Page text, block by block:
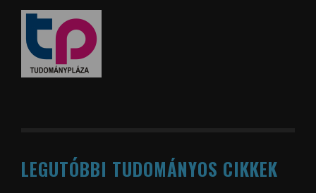
LEGUTÓBBI TUDOMÁNYOS CIKKEK